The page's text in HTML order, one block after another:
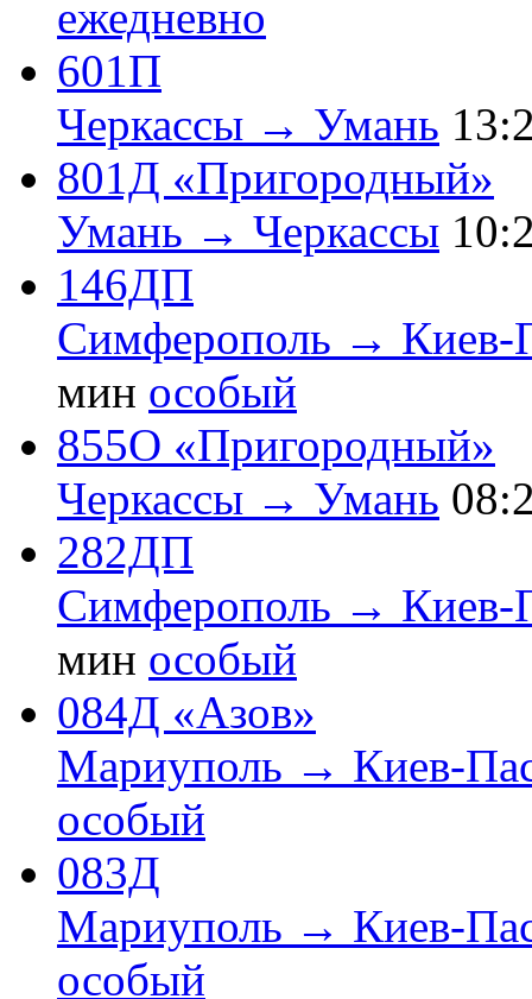
ежедневно
601П
Черкассы → Умань
801Д «Пригородный»
Умань → Черкассы
146ДП
Симферополь → Киев-
мин особый
855О «Пригородный»
Черкассы → Умань
282ДП
Симферополь → Киев-
мин особый
084Д «Азов»
Мариуполь → Киев-
особый
083Д
Мариуполь → Киев-
особый